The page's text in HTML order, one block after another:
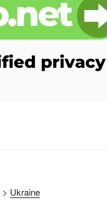
> Ukraine